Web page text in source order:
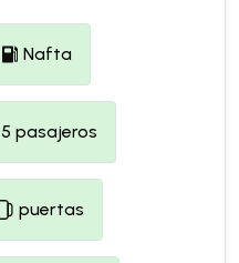
Nafta
5 pasajeros
puertas